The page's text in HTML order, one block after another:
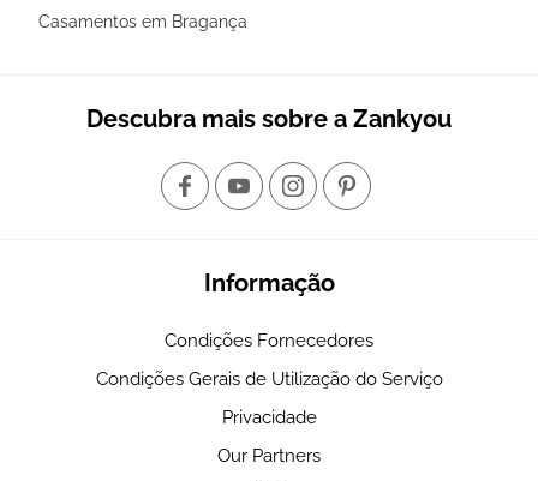
Casamentos em Bragança
Descubra mais sobre a Zankyou
Informação
Condições Fornecedores
Condições Gerais de Utilização do Serviço
Privacidade
Our Partners